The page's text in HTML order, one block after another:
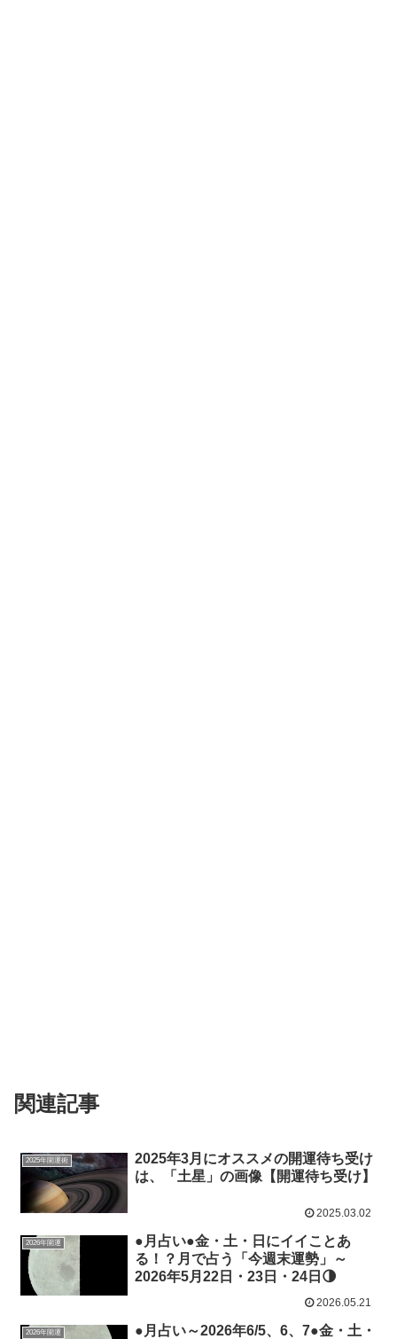
関連記事
2025年開運術
2025年3月にオススメの開運待ち受け
は、「土星」の画像【開運待ち受け】
2025.03.02
2026年開運
●月占い●金・土・日にイイことあ
る！？月で占う「今週末運勢」～
2026年5月22日・23日・24日🌗
2026.05.21
2026年開運
●月占い～2026年6/5、6、7●金・土・